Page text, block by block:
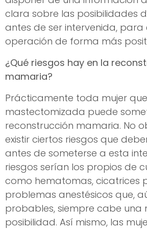
clara sobre las posibilidades
antes de ser intervenida,
operación de forma más
¿Qué riesgos hay en la
mamaria?
Prácticamente toda mujer
mastectomizada puede
reconstrucción mamaria. No
existir ciertos riesgos que
antes de someterse a esta
riesgos serían los propios de
como hematomas, cicatrices
problemas anestésicos que,
probables, siempre cabe una
posibilidad. Así mismo, las